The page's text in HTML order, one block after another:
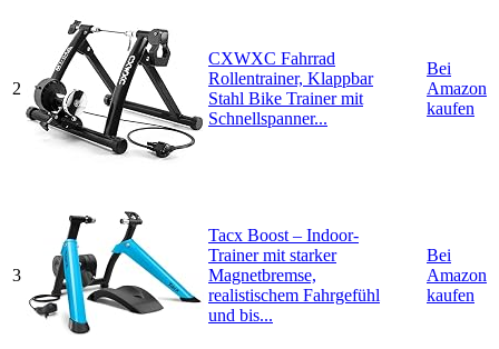
2
CXWXC Fahrrad
Rollentrainer, Klappbar
Stahl Bike Trainer mit
Schnellspanner...
Bei
Amazon
kaufen
3
Tacx Boost – Indoor-
Trainer mit starker
Magnetbremse,
realistischem Fahrgefühl
und bis...
Bei
Amazon
kaufen